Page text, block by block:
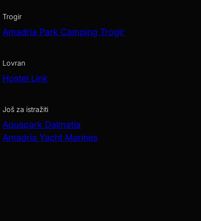
Trogir
Amadria Park Camping Trogir
Lovran
Hostel Link
Još za istražiti
Aquapark Dalmatia
Amadria Yacht Marines